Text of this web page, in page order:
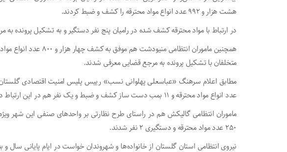
هشت هزار و ۹۹۲ عدد انواع مواد محترقه را کشف و ضبط کردند.
در ارتباط با مواد محترقه کشف شده در رامیان پنج نفر دستگیر و به تشکیل پرونده
همچنین ماموران انتظامی
متخلفان با تشکیل پرونده به مرجع قضایی معرفی شدند.
عدد انواع مواد محترقه و ۱۱ بمب دست ساز کشف و ضبط و یک نفر هم در این ارتباط دستگیر شد.
ماموران انتظامی گالیکش هم در راستای طرح نظارتی بر واحدهای صنفی این شهر
۲۵۰ عدد مواد محترقه و دستگیری ۲ نفر شدند.
نیروی انتظامی استان گلستان از خانواده‌ها و شهروندان خواست در ایام پایانی سال